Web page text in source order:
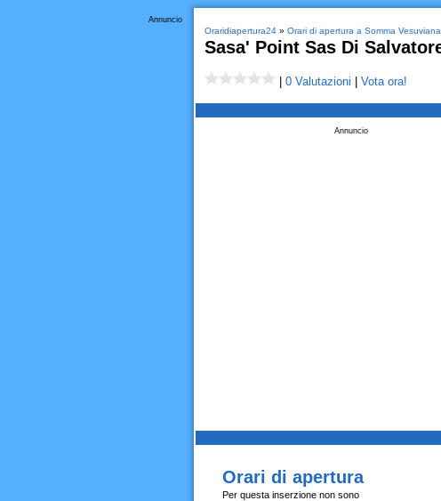
Annuncio
Oraridiapertura24» Orari di apertura a Somma Vesuviana
Sasa' Point Sas Di
0 Valutazioni Vota ora!
Annuncio
Orari di apertura
Per questa inserzione non sono